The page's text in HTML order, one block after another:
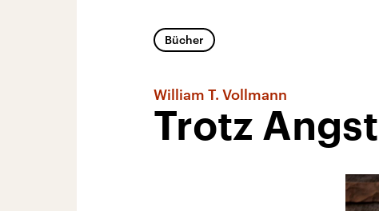
Bücher
William T. Vollmann
Trotz